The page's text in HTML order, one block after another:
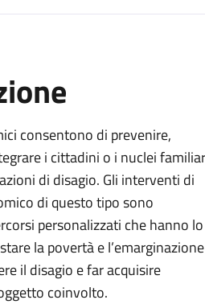
consentono di prevenire,
i cittadini o i nuclei
di disagio. Gli interventi di
di questo tipo sono
personalizzati che hanno lo
la povertà e l’emarginazione
il disagio e far acquisire
coinvolto.